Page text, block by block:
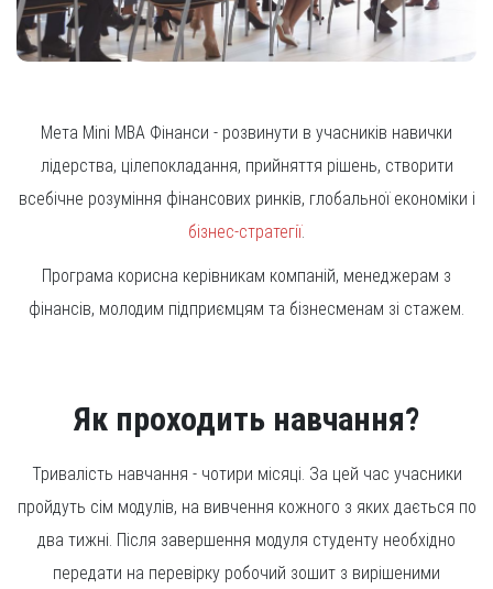
Мета Mini MBA Фінанси - розвинути в учасників навички
лідерства, цілепокладання, прийняття рішень, створити
всебічне розуміння фінансових ринків, глобальної економіки і
бізнес-стратегії.
Програма корисна керівникам компаній, менеджерам з
фінансів, молодим підприємцям та бізнесменам зі стажем.
Як проходить навчання?
Тривалість навчання - чотири місяці. За цей час учасники
пройдуть сім модулів, на вивчення кожного з яких дається по
два тижні. Після завершення модуля студенту необхідно
передати на перевірку робочий зошит з вирішеними